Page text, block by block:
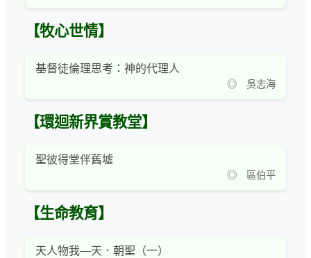
【牧心世情】
基督徒倫理思考：神的代理人
◎ 吳志海
【環迴新界賞教堂】
聖彼得堂伴舊墟
◎ 區伯平
【生命教育】
天人物我—天．朝聖（一）